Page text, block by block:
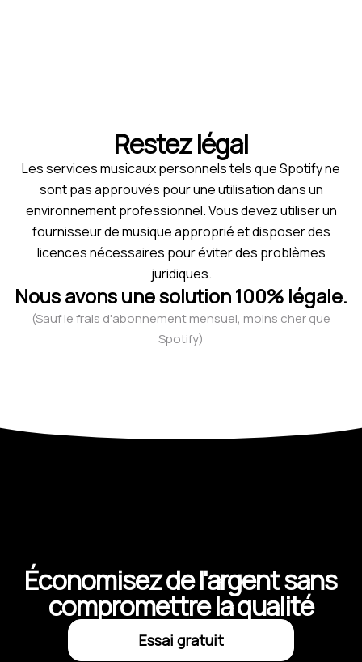
Restez légal
Les services musicaux personnels tels que Spotify ne
sont pas approuvés pour une utilisation dans un
environnement professionnel. Vous devez utiliser un
fournisseur de musique approprié et disposer des
licences nécessaires pour éviter des problèmes
juridiques.
Nous avons une solution 100% légale.
(Sauf le frais d'abonnement mensuel, moins cher que
Spotify)
Économisez de l'argent sans
compromettre la qualité
Essai gratuit